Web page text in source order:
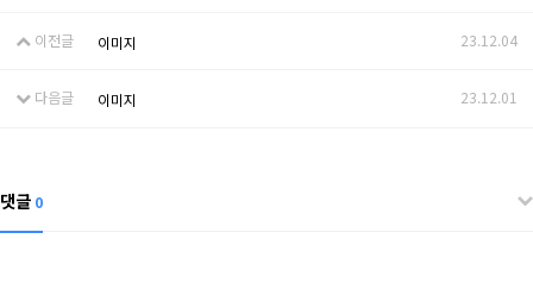
이전글 이미지 23.12.04
다음글 이미지 23.12.01
댓글 0